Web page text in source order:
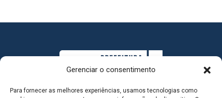
Gerenciar o consentimento
Para fornecer as melhores experiências, usamos tecnologias como